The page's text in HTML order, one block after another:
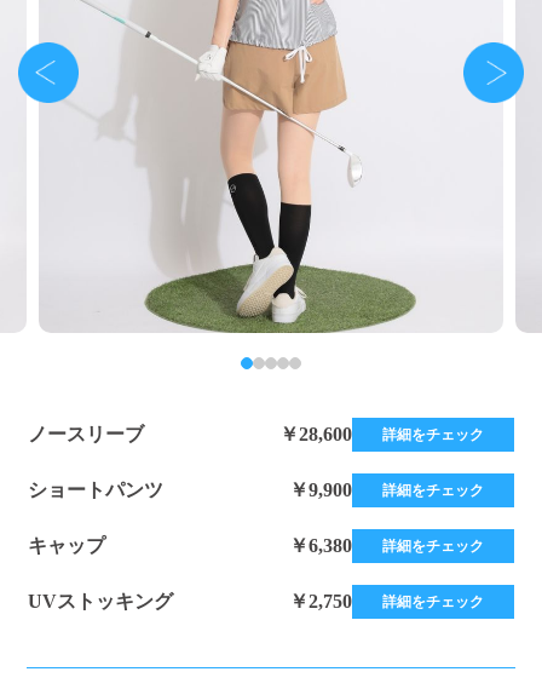
ノースリーブ ￥28,600 詳細をチェック
ショートパンツ ￥9,900 詳細をチェック
キャップ ￥6,380 詳細をチェック
UVストッキング ￥2,750 詳細をチェック